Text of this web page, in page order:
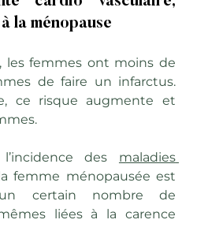
la ménopause
les femmes ont moins de
de faire un infarctus.
ce risque augmente et
des maladies
femme ménopausée est
certain nombre de
liées à la carence